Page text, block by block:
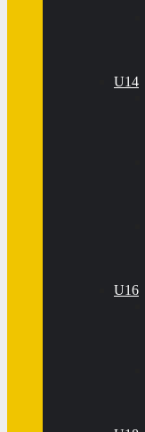
U14
U16